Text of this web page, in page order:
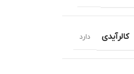
کالرآیدی دارد